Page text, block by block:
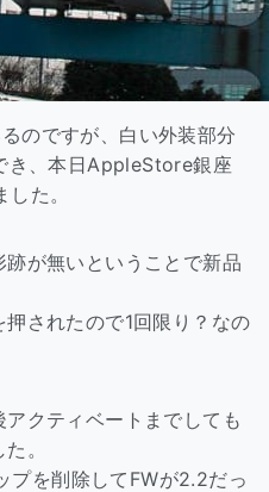
のですが、白い外装部分
き、本日AppleStore銀座
た。
が無いということで新品
されたので1回限り？なの
クティベートまでしても
。
プを削除してFWが2.2だっ